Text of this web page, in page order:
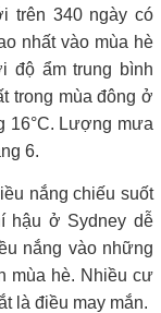
trên 340 ngày có
nhất vào mùa hè
độ ẩm trung bình
trong mùa đông ở
16°C. Lượng mưa
6.
nắng chiếu suốt
hậu ở Sydney dễ
nắng vào những
mùa hè. Nhiều cư
là điều may mắn.